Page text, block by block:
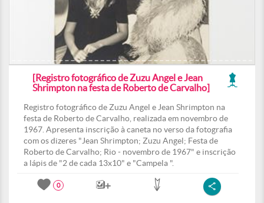
[Registro fotográfico de Zuzu Angel e Jean
Shrimpton na festa de Roberto de Carvalho]
Registro fotográfico de Zuzu Angel e Jean Shrimpton na
festa de Roberto de Carvalho, realizada em novembro de
1967. Apresenta inscrição à caneta no verso da fotografia
com os dizeres "Jean Shrimpton; Zuzu Angel; Festa de
Roberto de Carvalho; Rio - novembro de 1967" e inscrição
a lápis de "2 de cada 13x10" e "Campela ".
0